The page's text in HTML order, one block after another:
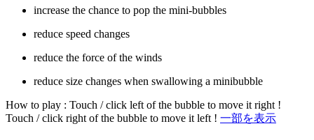
increase the chance to pop the mini-bubbles
reduce speed changes
reduce the force of the winds
reduce size changes when swallowing a minibubble
How to play : Touch / click left of the bubble to move it right !
Touch / click right of the bubble to move it left ! 一部を表示